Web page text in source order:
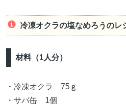
冷凍オクラの塩なめろうのレ
材料（1人分）
・冷凍オクラ 75ｇ
・サバ缶 1個